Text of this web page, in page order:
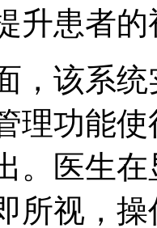
升患者
，该系
理功能
。医生
所视，